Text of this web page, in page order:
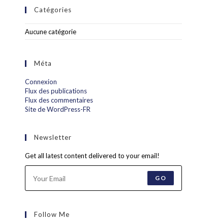
Catégories
Aucune catégorie
Méta
Connexion
Flux des publications
Flux des commentaires
Site de WordPress-FR
Newsletter
Get all latest content delivered to your email!
GO
Follow Me